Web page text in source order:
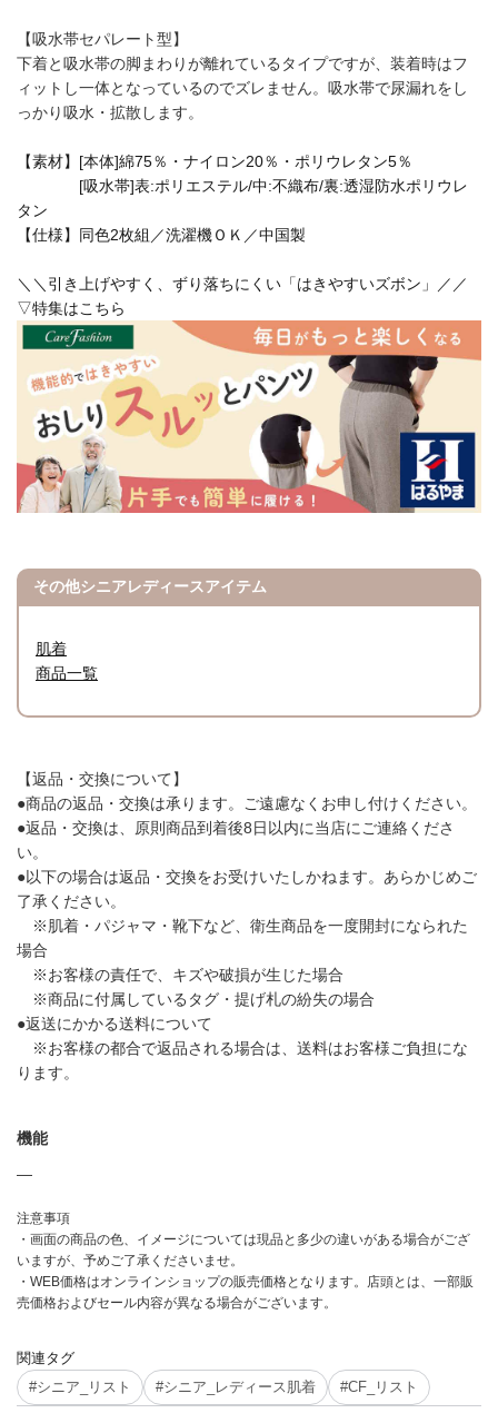
【吸水帯セパレート型】
下着と吸水帯の脚まわりが離れているタイプですが、装着時はフ
ィットし一体となっているのでズレません。吸水帯で尿漏れをし
っかり吸水・拡散します。
【素材】[本体]綿75％・ナイロン20％・ポリウレタン5％
[吸水帯]表:ポリエステル/中:不織布/裏:透湿防水ポリウレ
タン
【仕様】同色2枚組／洗濯機ＯＫ／中国製
＼＼引き上げやすく、ずり落ちにくい「はきやすいズボン」／／
▽特集はこちら
その他シニアレディースアイテム
肌着
商品一覧
【返品・交換について】
●商品の返品・交換は承ります。ご遠慮なくお申し付けください。
●返品・交換は、原則商品到着後8日以内に当店にご連絡くださ
い。
●以下の場合は返品・交換をお受けいたしかねます。あらかじめご
了承ください。
※肌着・パジャマ・靴下など、衛生商品を一度開封になられた
場合
※お客様の責任で、キズや破損が生じた場合
※商品に付属しているタグ・提げ札の紛失の場合
●返送にかかる送料について
※お客様の都合で返品される場合は、送料はお客様ご負担にな
ります。
機能
―
注意事項
・画面の商品の色、イメージについては現品と多少の違いがある場合がござ
いますが、予めご了承くださいませ。
・WEB価格はオンラインショップの販売価格となります。店頭とは、一部販
売価格およびセール内容が異なる場合がございます。
関連タグ
#シニア_リスト
#シニア_レディース肌着 #CF_リスト